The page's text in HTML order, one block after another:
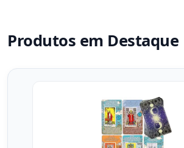
Produtos em Destaque